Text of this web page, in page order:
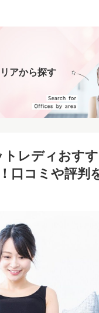
アから探す
レディおす
口コミや評判